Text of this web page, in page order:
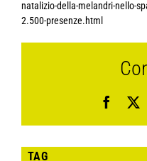
natalizio-della-melandri-nello-
2.500-presenze.html
X
TAG